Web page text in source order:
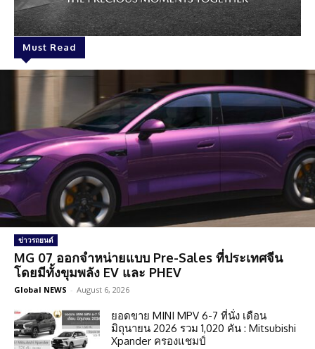
Must Read
ข่าวรถยนต์
MG 07 ออกจำหน่ายแบบ Pre-Sales ที่ประเทศจีน
โดยมีทั้งขุมพลัง EV และ PHEV
Global NEWS - August 6, 2026
ยอดขาย MINI MPV 6-7 ที่นั่ง เดือน
มิถุนายน 2026 รวม 1,020 คัน : Mitsubishi
Xpander ครองแชมป์